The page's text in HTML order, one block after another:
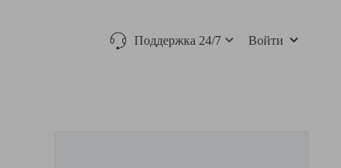
Поддержка 24/7 Войти